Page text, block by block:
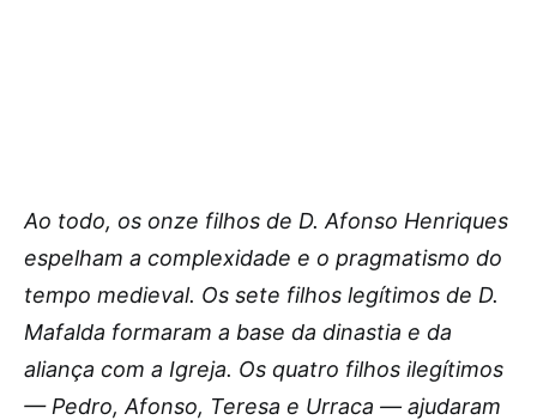
Ao todo, os onze filhos de D. Afonso Henriques
espelham a complexidade e o pragmatismo do
tempo medieval. Os sete filhos legítimos de D.
Mafalda formaram a base da dinastia e da
aliança com a Igreja. Os quatro filhos ilegítimos
— Pedro, Afonso, Teresa e Urraca — ajudaram